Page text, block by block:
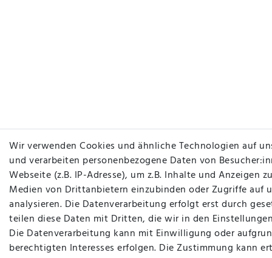
Wir verwenden Cookies und ähnliche Technologien auf
und verarbeiten personenbezogene Daten von
Webseite (z.B. IP-Adresse), um z.B. Inhalte und Anzeigen
Medien von Drittanbietern einzubinden oder Zugriffe auf
analysieren. Die Datenverarbeitung erfolgt erst durch
teilen diese Daten mit Dritten, die wir in den
Die Datenverarbeitung kann mit Einwilligung oder
berechtigten Interesses erfolgen. Die Zustimmung kann